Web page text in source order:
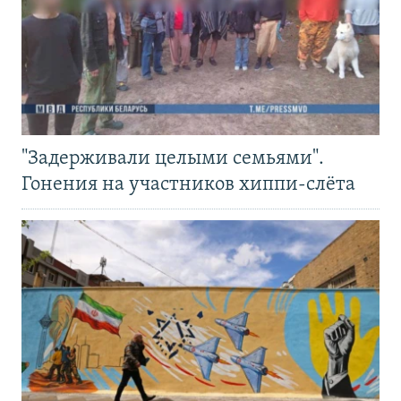
"Задерживали целыми семьями".
Гонения на участников хиппи-слёта